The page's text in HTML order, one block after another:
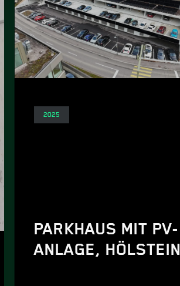
Elektro
PARKHAUS MIT PV-
ANLAGE, HÖLSTEIN
2025